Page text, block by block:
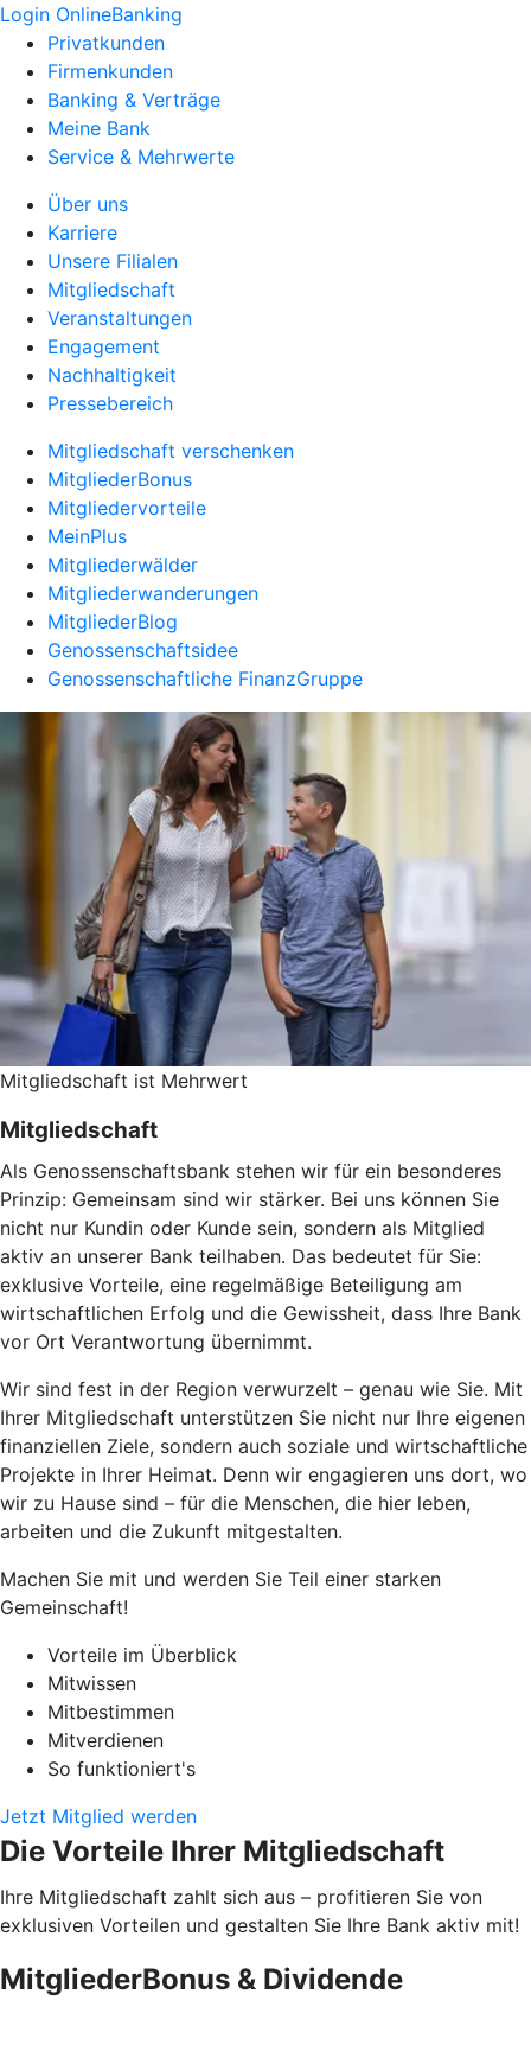
Login OnlineBanking
Privatkunden
Firmenkunden
Banking & Verträge
Meine Bank
Service & Mehrwerte
Über uns
Karriere
Unsere Filialen
Mitgliedschaft
Veranstaltungen
Engagement
Nachhaltigkeit
Pressebereich
Mitgliedschaft verschenken
MitgliederBonus
Mitgliedervorteile
MeinPlus
Mitgliederwälder
Mitgliederwanderungen
MitgliederBlog
Genossenschaftsidee
Genossenschaftliche FinanzGruppe
Mitgliedschaft ist Mehrwert
Mitgliedschaft
Als Genossenschaftsbank stehen wir für ein besonderes
Prinzip: Gemeinsam sind wir stärker. Bei uns können Sie
nicht nur Kundin oder Kunde sein, sondern als Mitglied
aktiv an unserer Bank teilhaben. Das bedeutet für Sie:
exklusive Vorteile, eine regelmäßige Beteiligung am
wirtschaftlichen Erfolg und die Gewissheit, dass Ihre Bank
vor Ort Verantwortung übernimmt.
Wir sind fest in der Region verwurzelt – genau wie Sie. Mit
Ihrer Mitgliedschaft unterstützen Sie nicht nur Ihre eigenen
finanziellen Ziele, sondern auch soziale und wirtschaftliche
Projekte in Ihrer Heimat. Denn wir engagieren uns dort, wo
wir zu Hause sind – für die Menschen, die hier leben,
arbeiten und die Zukunft mitgestalten.
Machen Sie mit und werden Sie Teil einer starken
Gemeinschaft!
Vorteile im Überblick
Mitwissen
Mitbestimmen
Mitverdienen
So funktioniert's
Jetzt Mitglied werden
Die Vorteile Ihrer Mitgliedschaft
Ihre Mitgliedschaft zahlt sich aus – profitieren Sie von
exklusiven Vorteilen und gestalten Sie Ihre Bank aktiv mit!
MitgliederBonus & Dividende